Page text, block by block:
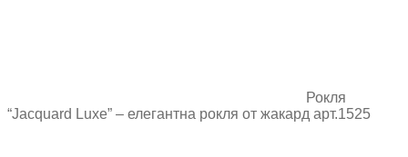
Рокля
“Jacquard Luxe” – елегантна рокля от жакард арт.1525